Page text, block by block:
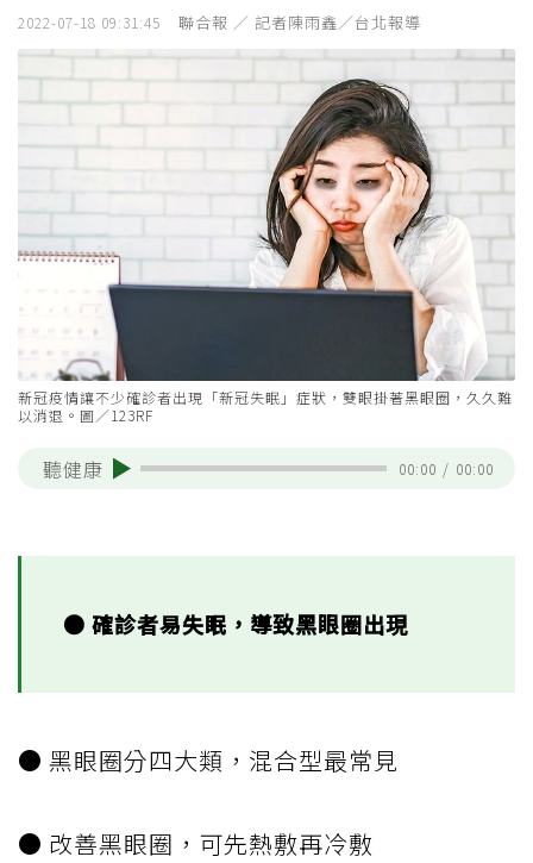
2022-07-18 09:31:45 聯合報 ／ 記者陳雨鑫／台北報導
新冠疫情讓不少確診者出現「新冠失眠」症狀，雙眼掛著黑眼圈，久久難
以消退。圖／123RF
聽健康 00:00 / 00:00
● 確診者易失眠，導致黑眼圈出現
● 黑眼圈分四大類，混合型最常見
● 改善黑眼圈，可先熱敷再冷敷